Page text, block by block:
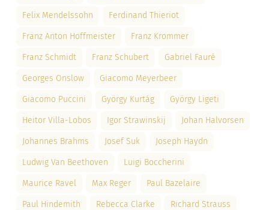
Felix Mendelssohn Ferdinand Thieriot
Franz Anton Hoffmeister Franz Krommer
Franz Schmidt Franz Schubert Gabriel Fauré
Georges Onslow Giacomo Meyerbeer
Giacomo Puccini György Kurtág György Ligeti
Heitor Villa-Lobos Igor Strawinskij Johan Halvorsen
Johannes Brahms Josef Suk Joseph Haydn
Ludwig Van Beethoven Luigi Boccherini
Maurice Ravel Max Reger Paul Bazelaire
Paul Hindemith Rebecca Clarke Richard Strauss